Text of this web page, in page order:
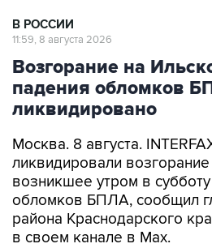
В РОССИИ
11:59, 8 августа 2026
Возгорание на
падения обломков
ликвидировано
Москва. 8 августа.
ликвидировали
возникшее утром в
обломков БПЛА, сообщил
района Краснодарского
в своем канале в Max.